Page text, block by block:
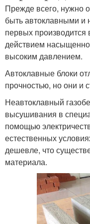
Прежде всего, нужно
быть автоклавными и
первых производится
действием
высоким давлением.
Автоклавные блоки
прочностью, но они и
Неавтоклавный
высушивания в
помощью
естественных
дешевле, что
материала.